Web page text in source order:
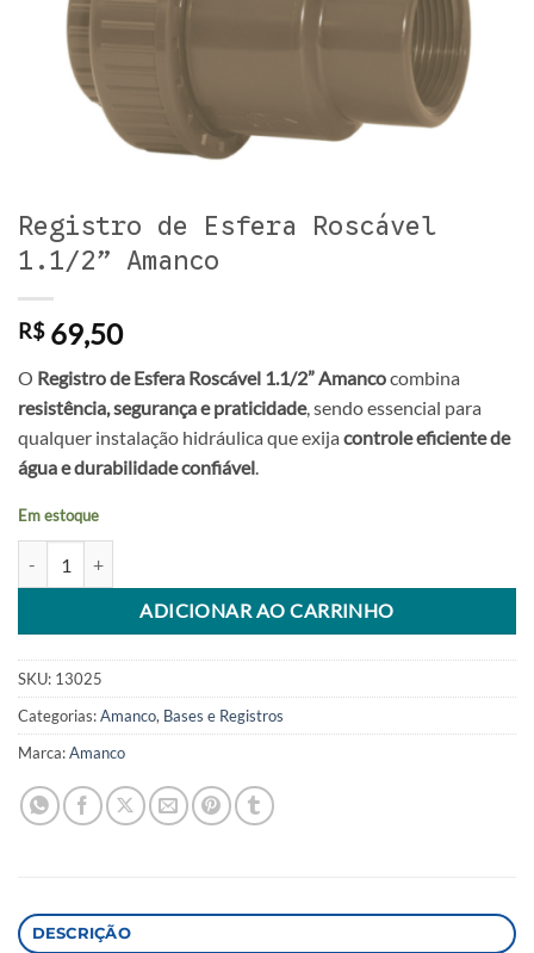
Registro de Esfera Roscável
1.1/2” Amanco
R$69,50
O Registro de Esfera Roscável 1.1/2” Amancocombina
resistência, segurança e praticidade, sendo essencial para
qualquer instalação hidráulica que exija controle eficiente de
água e durabilidade confiável
Em estoque
ADICIONAR AO CARRINHO
SKU: 13025
Categorias:Amanco, Bases e Registros
Marca:Amanco
DESCRIÇÃO